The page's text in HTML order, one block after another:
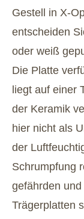
Gestell in X-
entscheiden
oder weiß
Die Platte
liegt auf einer
der Keramik
hier nicht als
der
Schrumpfung
gefährden
Trägerplatten